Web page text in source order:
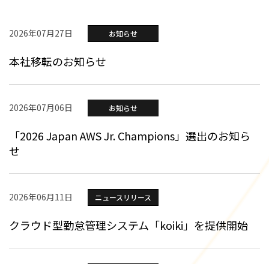
2026年07月27日 お知らせ
本社移転のお知らせ
2026年07月06日 お知らせ
「2026 Japan AWS Jr. Champions」選出のお知ら
せ
2026年06月11日 ニュースリリース
クラウド型勤怠管理システム「koiki」を提供開始